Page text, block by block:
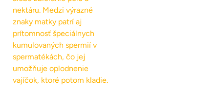
nektáru. Medzi výrazné
znaky matky patrí aj
prítomnosť špeciálnych
kumulovaných spermií v
spermatékách, čo jej
umožňuje oplodnenie
vajíčok, ktoré potom kladie.